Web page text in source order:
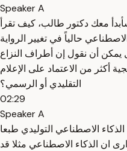
Speaker A
معك دكتور طالب، كيف تقرأ
حالياً في تغيير الرواية
يمكن أن نقول إن أطراف النزاع
أكثر من الاعتماد على الإعلام
التقليدي أو الرسمي؟
02:29
Speaker A
الاصطناعي التوليدي طبعا
ان الذكاء الاصطناعي مثلا قد